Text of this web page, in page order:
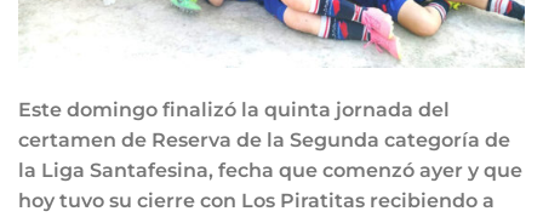
Este domingo finalizó la quinta jornada del
certamen de Reserva de la Segunda categoría de
la Liga Santafesina, fecha que comenzó ayer y que
hoy tuvo su cierre con Los Piratitas recibiendo a